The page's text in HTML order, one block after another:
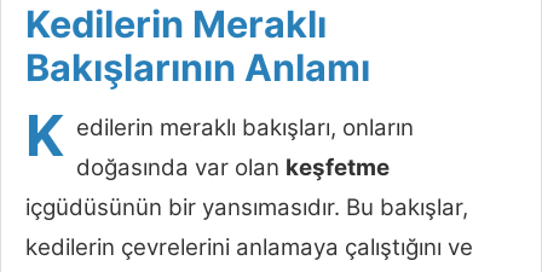
Kedilerin Meraklı
Bakışlarının Anlamı
K edilerin meraklı bakışları, onların
doğasında var olan keşfetme
içgüdüsünün bir yansımasıdır. Bu bakışlar,
kedilerin çevrelerini anlamaya çalıştığını ve